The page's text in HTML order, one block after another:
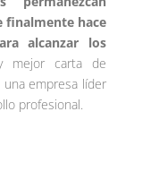
finalmente hace
alcanzar los
mejor carta de
empresa líder
profesional.